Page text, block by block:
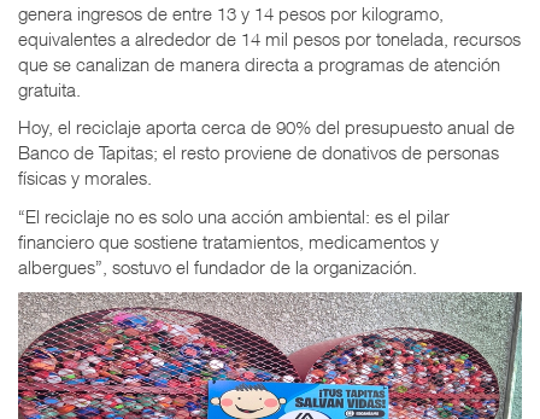
genera ingresos de entre 13 y 14 pesos por kilogramo,
equivalentes a alrededor de 14 mil pesos por tonelada, recursos
que se canalizan de manera directa a programas de atención
gratuita.
Hoy, el reciclaje aporta cerca de 90% del presupuesto anual de
Banco de Tapitas; el resto proviene de donativos de personas
físicas y morales.
“El reciclaje no es solo una acción ambiental: es el pilar
financiero que sostiene tratamientos, medicamentos y
albergues”, sostuvo el fundador de la organización.